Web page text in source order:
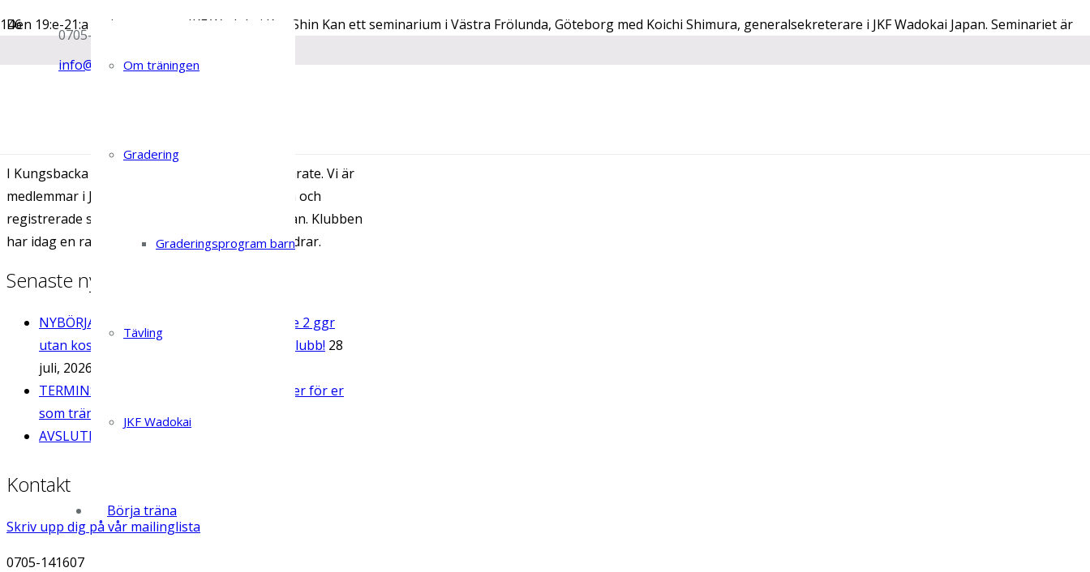
0705-141607
info@kungsbackakarateklubb.se
Om träningen
Gradering
Graderingsprogram barn
Tävling
JKF Wadokai
Börja träna
Den 19:e-21:a maj arrangerar JKF Wadokai Kyu Shin Kan ett seminarium i Västra Frölunda, Göteborg med Koichi Shimura, generalsekreterare i JKF Wadokai Japan. Seminariet är
I Kungsbacka Karateklubb tränar vi Wadokai karate. Vi är
medlemmar i JKF Wadokai Kyu Shin Kan Sweden och
registrerade som en bransch i JKF Wadokai Japan. Klubben
har idag en rad grupper på olika nivå för alla åldrar.
Senaste nytt
NYBÖRJARKURSER HT-26 -Prova på karate 2 ggr
utan kostnad. Välkommen till KBA Karateklubb! 28
juli, 2026
TERMINSTART 2026 OBS. Dessa tider gäller för er
som tränat minst 1 termin.
AVSLUTNING VT-26
Kontakt
Skriv upp dig på vår mailinglista
0705-141607